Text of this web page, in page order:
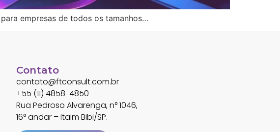
empresas de todos os tamanhos…
Contato
Rua Pedroso Alvarenga, n° 1046,
16° andar – Itaim Bibi/SP.
contato@ftconsult.com.br
+55 (11) 4858-4850